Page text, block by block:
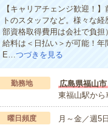
【キャリアチェンジ歓迎！
トのスタッフなど。様々な
部資格取得費用は会社で負
給料は＜日払い＞が可能！
E…つづきを見る
勤務地
広島県福山市
東福山駅から
曜日頻度 月～金／週5